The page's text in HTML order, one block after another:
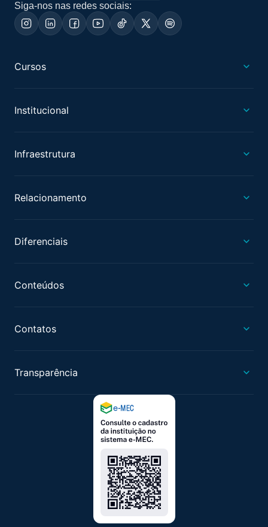
Siga-nos nas redes sociais:
Cursos
Institucional
Infraestrutura
Relacionamento
Diferenciais
Conteúdos
Contatos
Transparência